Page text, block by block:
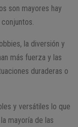
son mayores hay
la diversión y
más fuerza y las
duraderas o
y versátiles lo que
mayoría de las